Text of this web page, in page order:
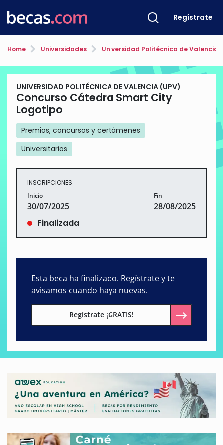
Regístrate
Home Universidades Universidad Politécnica de Valencia
UNIVERSIDAD POLITÉCNICA DE VALENCIA (UPV)
Concurso Cátedra Smart City
Logotipo
Premios, concursos y certámenes
Universitarios
INSCRIPCIONES
Inicio
30/07/2025
Fin
28/08/2025
Finalizada
Esta beca ha finalizado. Regístrate y te
avisamos cuando haya nuevas.
Regístrate ¡GRATIS!